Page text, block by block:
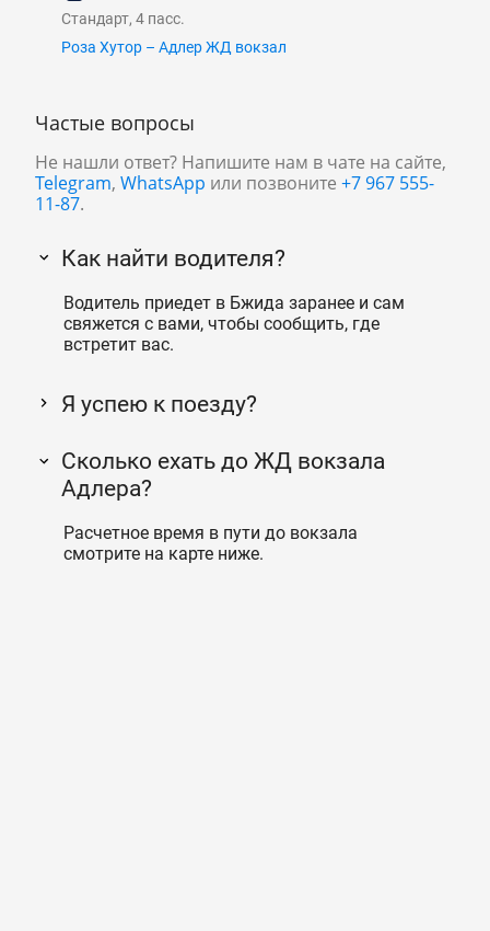
Стандарт, 4 пасс.
Роза Хутор – Адлер ЖД вокзал
Частые вопросы
Не нашли ответ? Напишите нам в чате на сайте,
Telegram, WhatsApp или позвоните +7 967 555-
11-87.
Как найти водителя?
Водитель приедет в Бжида заранее и сам
свяжется с вами, чтобы сообщить, где
встретит вас.
Я успею к поезду?
Сколько ехать до ЖД вокзала
Адлера?
Расчетное время в пути до вокзала
смотрите на карте ниже.